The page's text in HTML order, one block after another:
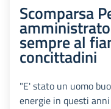
Scomparsa
sempre al
concittadini
"E' stato un uomo
energie in questi